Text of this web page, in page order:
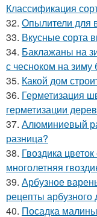
Классификация
32. Опылители для
33. Вкусные сорта
34. Баклажаны на
с чесноком на зиму
35. Какой дом
36. Герметизация
герметизации
37. Алюминиевый
разница?
38. Гвоздика
многолетняя
39. Арбузное
рецепты
40. Посадка